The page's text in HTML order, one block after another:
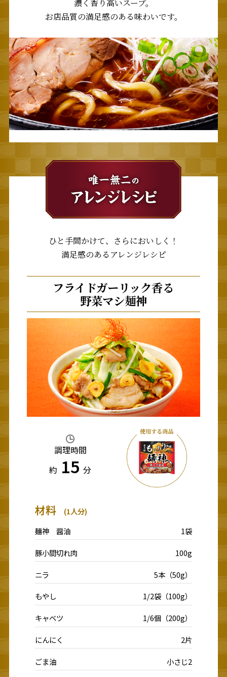
濃く香り高いスープ。
お店品質の満足感のある味わいです。
ひと手間かけて、さらにおいしく！
満足感のあるアレンジレシピ
フライドガーリック香る
野菜マシ麺神
調理時間
約 15 分
材料
(1人分)
麺神 醤油
1袋
豚小間切れ肉 100g
ニラ 5本（50g）
もやし 1/2袋（100g）
キャベツ 1/6個（200g）
にんにく 2片
ごま油 小さじ2